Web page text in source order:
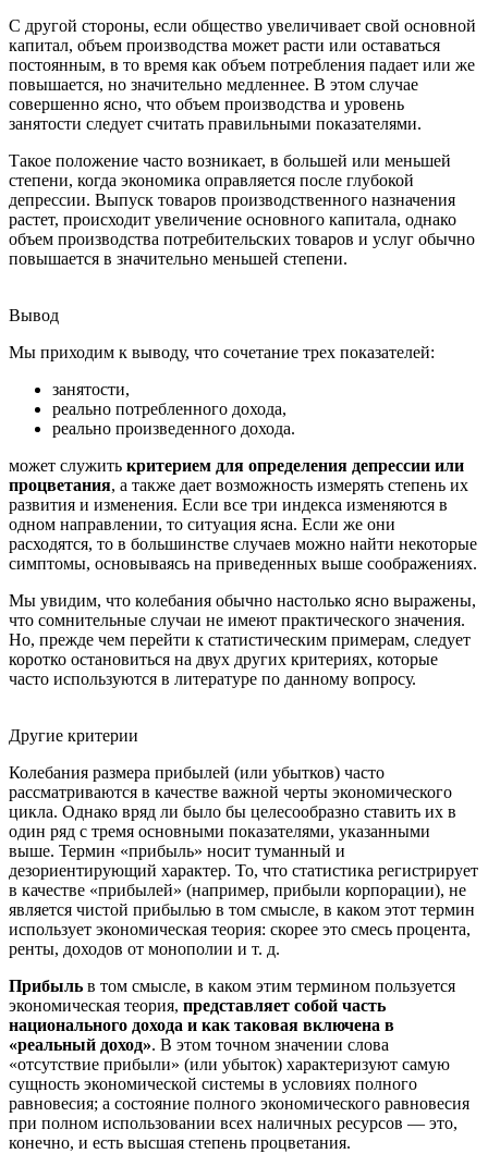
С другой стороны, если общество увеличивает свой основной
капитал, объем производства может расти или оставаться
постоянным, в то время как объем потребления падает или же
повышается, но значительно медленнее. В этом случае
совершенно ясно, что объем производства и уровень
занятости следует считать правильными показателями.
Такое положение часто возникает, в большей или меньшей
степени, когда экономика оправляется после глубокой
депрессии. Выпуск товаров производственного назначения
растет, происходит увеличение основного капитала, однако
объем производства потребительских товаров и услуг обычно
повышается в значительно меньшей степени.
Вывод
Мы приходим к выводу, что сочетание трех показателей:
занятости,
реально потребленного дохода,
реально произведенного дохода.
может служить критерием для определения депрессии или
процветания, а также дает возможность измерять степень их
развития и изменения. Если все три индекса изменяются в
одном направлении, то ситуация ясна. Если же они
расходятся, то в большинстве случаев можно найти некоторые
симптомы, основываясь на приведенных выше соображениях.
Мы увидим, что колебания обычно настолько ясно выражены,
что сомнительные случаи не имеют практического значения.
Но, прежде чем перейти к статистическим примерам, следует
коротко остановиться на двух других критериях, которые
часто используются в литературе по данному вопросу.
Другие критерии
Колебания размера прибылей (или убытков) часто
рассматриваются в качестве важной черты экономического
цикла. Однако вряд ли было бы целесообразно ставить их в
один ряд с тремя основными показателями, указанными
выше. Термин «прибыль» носит туманный и
дезориентирующий характер. То, что статистика регистрирует
в качестве «прибылей» (например, прибыли корпорации), не
является чистой прибылью в том смысле, в каком этот термин
использует экономическая теория: скорее это смесь процента,
ренты, доходов от монополии и т. д.
Прибыль в том смысле, в каком этим термином пользуется
экономическая теория, представляет собой часть
национального дохода и как таковая включена в
«реальный доход». В этом точном значении слова
«отсутствие прибыли» (или убыток) характеризуют самую
сущность экономической системы в условиях полного
равновесия; а состояние полного экономического равновесия
при полном использовании всех наличных ресурсов — это,
конечно, и есть высшая степень процветания.